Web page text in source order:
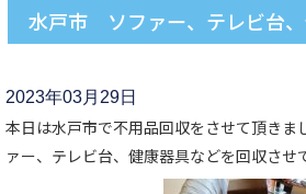
水戸市 ソファー、テレビ台
2023年03月29日
本日は水戸市で不用品回収をさせて頂きま
ァー、テレビ台、健康器具などを回収させ